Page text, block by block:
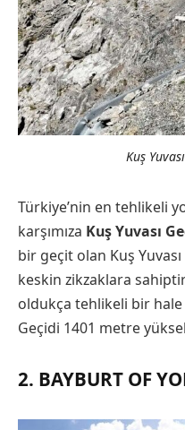
Kuş
Türkiye’nin en tehlikeli
karşımıza Kuş Yuvası
bir geçit olan Kuş
keskin zikzaklara
oldukça tehlikeli bir hale
Geçidi 1401 metre
2. BAYBURT OF